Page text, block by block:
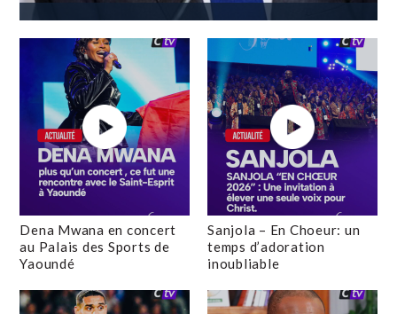
Dena Mwana en concert
au Palais des Sports de
Yaoundé
Sanjola – En Choeur: un
temps d’adoration
inoubliable